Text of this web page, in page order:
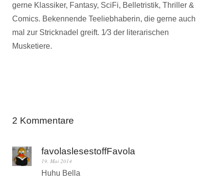
gerne Klassiker, Fantasy, SciFi, Belletristik, Thriller &
Comics. Bekennende Teeliebhaberin, die gerne auch
mal zur Stricknadel greift. 1⁄3 der literarischen
Musketiere.
2 Kommentare
favolaslesestoffFavola
19. Mai 2014
Huhu Bella